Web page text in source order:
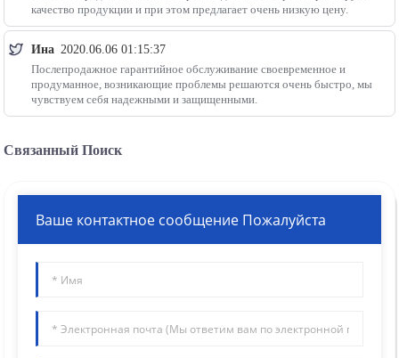
качество продукции и при этом предлагает очень низкую цену.
Ина 2020.06.06 01:15:37
Послепродажное гарантийное обслуживание своевременное и
продуманное, возникающие проблемы решаются очень быстро, мы
чувствуем себя надежными и защищенными.
Связанный Поиск
Ваше контактное сообщение Пожалуйста